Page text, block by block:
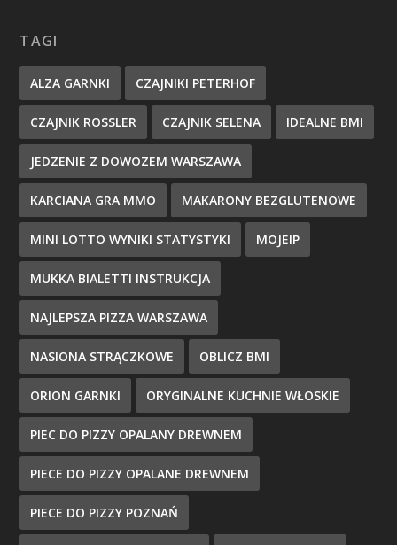
TAGI
ALZA GARNKI CZAJNIKI PETERHOF
CZAJNIK ROSSLER CZAJNIK SELENA IDEALNE BMI
JEDZENIE Z DOWOZEM WARSZAWA
KARCIANA GRA MMO MAKARONY BEZGLUTENOWE
MINI LOTTO WYNIKI STATYSTYKI MOJEIP
MUKKA BIALETTI INSTRUKCJA
NAJLEPSZA PIZZA WARSZAWA
NASIONA STRĄCZKOWE OBLICZ BMI
ORION GARNKI ORYGINALNE KUCHNIE WŁOSKIE
PIEC DO PIZZY OPALANY DREWNEM
PIECE DO PIZZY OPALANE DREWNEM
PIECE DO PIZZY POZNAŃ